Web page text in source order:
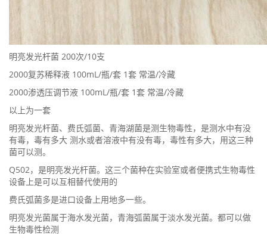
明亮发光杆菌 200次/10支
2000复苏稀释液 100mL/瓶/套 1套 常温/冷藏
2000渗透压调节液 100mL/瓶/套 1套 常温/冷藏
以上为一套
明亮发光杆菌、费氏弧菌、青海湖菌是测生物毒性，是测水中有没
有毒，毒有多大 测水或者溶液中有没有毒，毒性有多大，用这三种
菌可以测。
Q502，是明亮发光杆菌。这三个菌种在实验室或者便携式生物毒性
设备上是可以互相替代使用的
费氏弧菌多是进口设备上用地多一些。
明亮发光菌属于海水发光菌，青海弧菌属于淡水发光菌。都可以做
生物毒性检测